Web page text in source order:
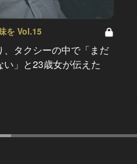
を Vol.15
、タクシーの中で「まだ
い」と23歳女が伝えた